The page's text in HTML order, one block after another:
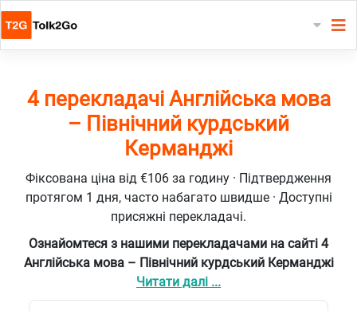
4 перекладачі Англійська мова
– Північний курдський
Керманджі
Фіксована ціна від €106 за годину · Підтвердження
протягом 1 дня, часто набагато швидше · Доступні
присяжні перекладачі.
Ознайомтеся з нашими перекладачами на сайті 4
Англійська мова – Північний курдський Керманджі
Читати далі ...